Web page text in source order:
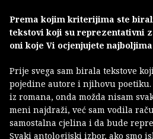
Prema kojim kriterijima ste
tekstovi koji su reprezentativni
oni koje Vi ocjenjujete
Prije svega sam birala tekstove
pojedine autore i njihovu poetiku.
iz romana, onda možda nisam
meni najdraži, već sam vodila
samostalna cjelina i da bude
Svaki antologijski izbor, ako smo